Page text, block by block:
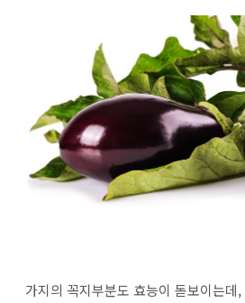
가지의 꼭지부분도 효능이 돋보이는데